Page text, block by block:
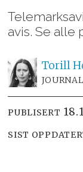
avis. Se alle
Torill
PUBLISERT
SIST